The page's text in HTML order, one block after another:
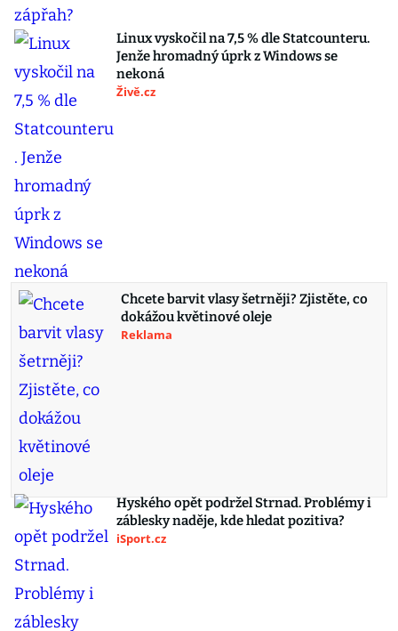
Linux vyskočil na 7,5 % dle Statcounteru.
Jenže hromadný úprk z Windows se
nekoná
Živě.cz
Chcete barvit vlasy šetrněji? Zjistěte, co
dokážou květinové oleje
Reklama
Hyského opět podržel Strnad. Problémy i
záblesky naděje, kde hledat pozitiva?
iSport.cz